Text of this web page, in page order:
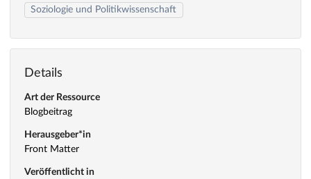
Soziologie und Politikwissenschaft
Details
Art der Ressource
Blogbeitrag
Herausgeber*in
Front Matter
Veröffentlicht in